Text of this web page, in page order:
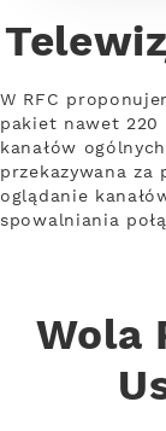
W RFC
pakiet nawet
kanałów
przekazywana za
oglądanie
spowalniania
Wola